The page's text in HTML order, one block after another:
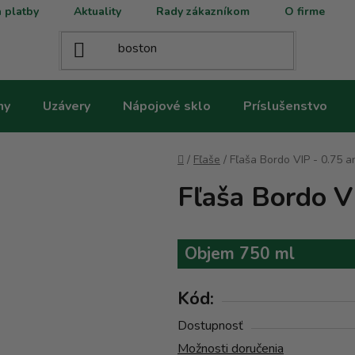
platby Aktuality Rady zákazníkom O firme
Uzávery Nápojové sklo Príslušenstvo
Domov
/ Fľaše / Fľaša Bordo VIP - 0.75
Fľaša Bordo
Objem 750 ml
Kód:
Dostupnosť
Možnosti doručenia